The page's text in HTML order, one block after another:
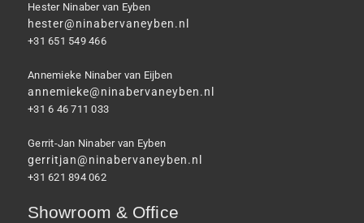
Hester Ninaber van Eyben
hester@ninabervaneyben.nl
+31 651 549 466
Annemieke Ninaber van Eijben
annemieke@ninabervaneyben.nl
+31 6 46 711 033
Gerrit-Jan Ninaber van Eyben
gerritjan@ninabervaneyben.nl
+31 621 894 062
Showroom & Office